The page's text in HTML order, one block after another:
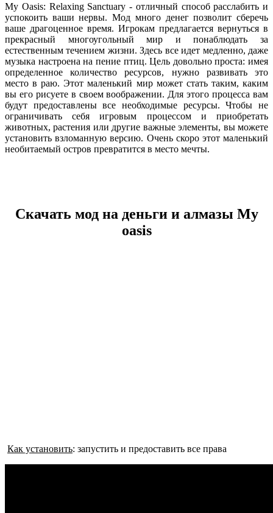
My Oasis: Relaxing Sanctuary - отличный способ расслабить и
успокоить ваши нервы. Мод много денег позволит сберечь
ваше драгоценное время. Игрокам предлагается вернуться в
прекрасный многоугольный мир и понаблюдать за
естественным течением жизни. Здесь все идет медленно, даже
музыка настроена на пение птиц. Цель довольно проста: имея
определенное количество ресурсов, нужно развивать это
место в раю. Этот маленький мир может стать таким, каким
вы его рисуете в своем воображении. Для этого процесса вам
будут предоставлены все необходимые ресурсы. Чтобы не
ограничивать себя игровым процессом и приобретать
животных, растения или другие важные элементы, вы можете
установить взломанную версию. Очень скоро этот маленький
необитаемый остров превратится в место мечты.
Скачать мод на деньги и алмазы My
oasis
Как установить: запустить и предоставить все права